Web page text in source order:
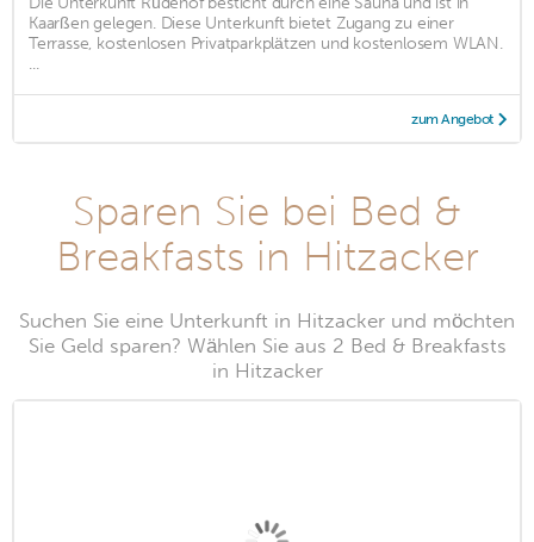
Kaarßen gelegen. Diese Unterkunft bietet Zugang zu einer
Terrasse, kostenlosen Privatparkplätzen und kostenlosem WLAN.
...
zum Angebot
Sparen Sie bei Bed &
Breakfasts in Hitzacker
Suchen Sie eine Unterkunft in Hitzacker und möchten
Sie Geld sparen? Wählen Sie aus 2 Bed & Breakfasts
in Hitzacker